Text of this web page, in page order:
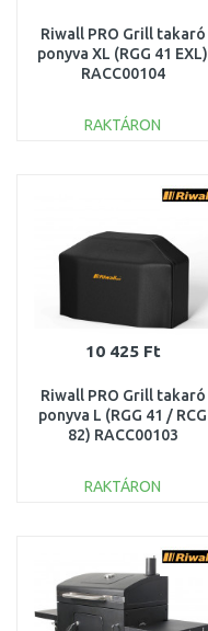
Riwall PRO Grill takaró
ponyva XL (RGG 41 EXL)
RACC00104
RAKTÁRON
Összehasonlítás
10 425 Ft
Riwall PRO Grill takaró
ponyva L (RGG 41 / RCG
82) RACC00103
RAKTÁRON
Összehasonlítás